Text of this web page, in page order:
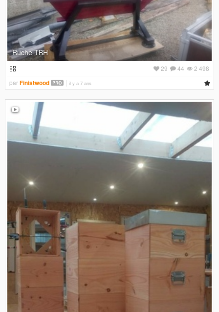
Ruche TBH
2 498
44
29
parFinistwood il y a 7 ans